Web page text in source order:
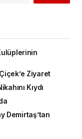
Ziyaret
Kıydı
Demirtaş’tan